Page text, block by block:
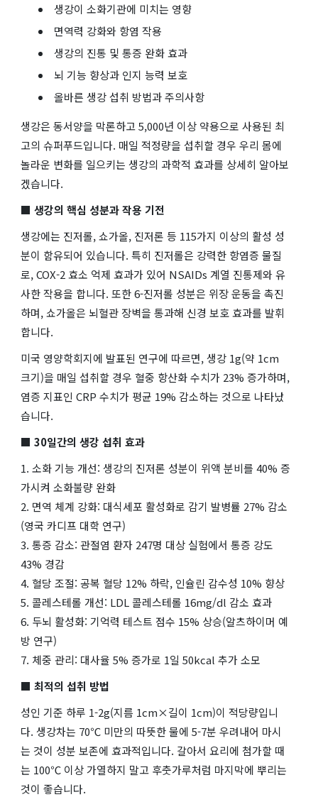
생강이 소화기관에 미치는 영향
면역력 강화와 항염 작용
생강의 진통 및 통증 완화 효과
뇌 기능 향상과 인지 능력 보호
올바른 생강 섭취 방법과 주의사항
생강은 동서양을 막론하고 5,000년 이상 약용으로 사용된 최
고의 슈퍼푸드입니다. 매일 적정량을 섭취할 경우 우리 몸에
놀라운 변화를 일으키는 생강의 과학적 효과를 상세히 알아보
겠습니다.
■ 생강의 핵심 성분과 작용 기전
생강에는 진저롤, 쇼가올, 진저론 등 115가지 이상의 활성 성
분이 함유되어 있습니다. 특히 진저롤은 강력한 항염증 물질
로, COX-2 효소 억제 효과가 있어 NSAIDs 계열 진통제와 유
사한 작용을 합니다. 또한 6-진저롤 성분은 위장 운동을 촉진
하며, 쇼가올은 뇌혈관 장벽을 통과해 신경 보호 효과를 발휘
합니다.
미국 영양학회지에 발표된 연구에 따르면, 생강 1g(약 1cm
크기)을 매일 섭취할 경우 혈중 항산화 수치가 23% 증가하며,
염증 지표인 CRP 수치가 평균 19% 감소하는 것으로 나타났
습니다.
■ 30일간의 생강 섭취 효과
1. 소화 기능 개선: 생강의 진저론 성분이 위액 분비를 40% 증
가시켜 소화불량 완화
2. 면역 체계 강화: 대식세포 활성화로 감기 발병률 27% 감소
(영국 카디프 대학 연구)
3. 통증 감소: 관절염 환자 247명 대상 실험에서 통증 강도
43% 경감
4. 혈당 조절: 공복 혈당 12% 하락, 인슐린 감수성 10% 향상
5. 콜레스테롤 개선: LDL 콜레스테롤 16mg/dl 감소 효과
6. 두뇌 활성화: 기억력 테스트 점수 15% 상승(알츠하이머 예
방 연구)
7. 체중 관리: 대사율 5% 증가로 1일 50kcal 추가 소모
■ 최적의 섭취 방법
성인 기준 하루 1-2g(지름 1cm×길이 1cm)이 적당량입니
다. 생강차는 70℃ 미만의 따뜻한 물에 5-7분 우려내어 마시
는 것이 성분 보존에 효과적입니다. 갈아서 요리에 첨가할 때
는 100℃ 이상 가열하지 말고 후춧가루처럼 마지막에 뿌리는
것이 좋습니다.